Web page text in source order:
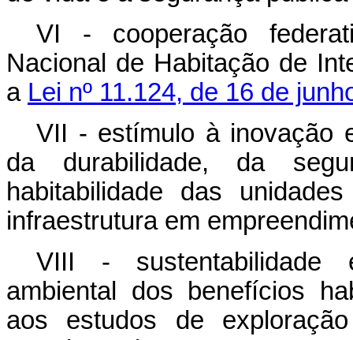
VI - cooperação
Nacional de Habitação de
a Lei nº 11.124, de 16 de
VII - estímulo à inovação
da durabilidade, da
habitabilidade das
infraestrutura em
VIII - sustentabilidade
ambiental dos benefícios
aos estudos de